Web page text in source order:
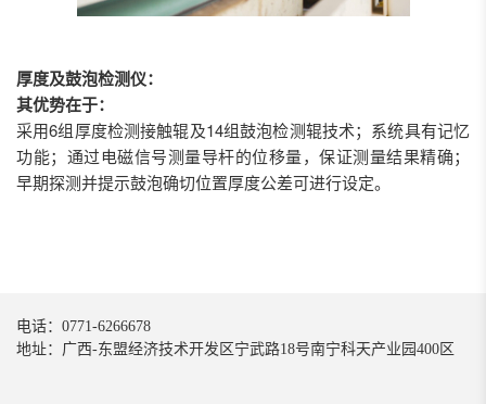
厚度及鼓泡检测仪：
其优势在于：
采用6组厚度检测接触辊及14组鼓泡检测辊技术； 系统具有记忆
功能； 通过电磁信号测量导杆的位移量，保证测量结果精确；
早期探测并提示鼓泡确切位置厚度公差可进行设定。
电话：0771-6266678
地址：广西-东盟经济技术开发区宁武路18号南宁科天产业园400区